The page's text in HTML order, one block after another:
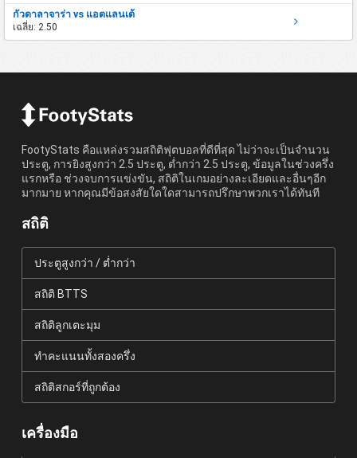
กัวดาลาจาร่า vs แอตแลนเต้
เฉลี่ย: 2.50
FootyStats คือแหล่งรวมสถิติฟุตบอลที่ดีที่สุด ไม่ว่าจะเป็นจำนวน
ประตู, การยิงสูงกว่า 2.5 ประตู, ต่ำกว่า 2.5 ประตู, ข้อมูลในช่วงครึ่ง
แรกหรือ ช่วงจบการแข่งขัน, สถิติในเกมอย่างละเอียดและอื่นๆอีก
มากมาย หากคุณมีข้อสงสัยใดใดสามารถปรึกษาพวกเราได้ทันที
สถิติ
ประตูสูงกว่า / ต่ำกว่า
สถิติ BTTS
สถิติลูกเตะมุม
ทำคะแนนทั้งสองครึ่ง
สถิติสกอร์ที่ถูกต้อง
เครื่องมือ